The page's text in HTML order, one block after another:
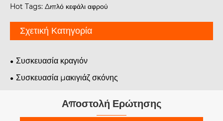
Hot Tags: Διπλό κεφάλι αφρού
Σχετική Κατηγορία
Συσκευασία κραγιόν
Συσκευασία μακιγιάζ σκόνης
Αποστολή Ερώτησης